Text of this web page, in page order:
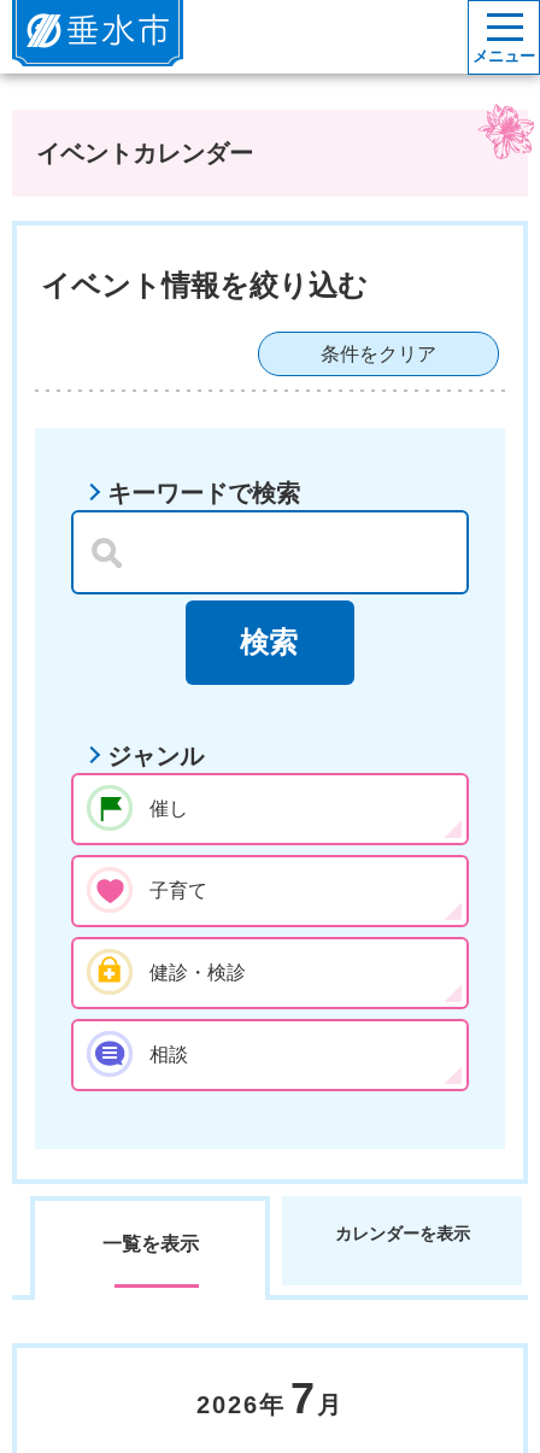
垂水市
メニュー
イベントカレンダー
イベント情報を絞り込む
条件をクリア
キーワードで検索
ジャンル
催し
子育て
健診・検診
相談
一覧を表示 カレンダーを表示
2026年 7 月